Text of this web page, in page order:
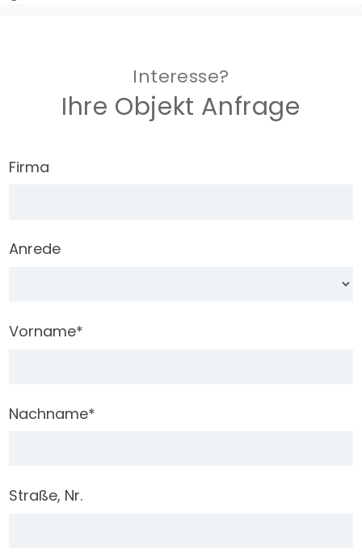
Interesse?
Ihre Objekt Anfrage
Firma
Anrede
Vorname*
Nachname*
Straße, Nr.